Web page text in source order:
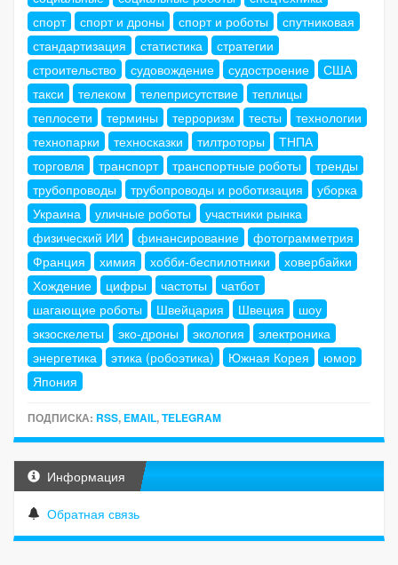
спорт
спорт и дроны спорт и роботы
спутниковая
стандартизация
статистика
стратегии
строительство
судовождение судостроение
США
такси
телеком телеприсутствие
теплицы
теплосети
термины терроризм тесты
технологии
технопарки
техносказки тилтроторы
ТНПА
торговля
транспорт транспортные роботы
тренды
трубопроводы
трубопроводы и роботизация
уборка
Украина
уличные роботы
участники рынка
физический ИИ
финансирование
фотограмметрия
Франция
химия хобби-беспилотники
ховербайки
Хождение
цифры частоты
чатбот
шагающие роботы
Швейцария Швеция
шоу
экзоскелеты
эко-дроны экология
электроника
энергетика
этика (робоэтика) Южная Корея
юмор
Япония
ПОДПИСКА: RSS, EMAIL,TELEGRAM
Информация
Обратная связь